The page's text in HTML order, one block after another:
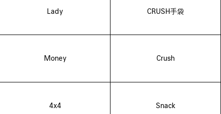
Lady CRUSH手袋
Money Crush
4x4 Snack